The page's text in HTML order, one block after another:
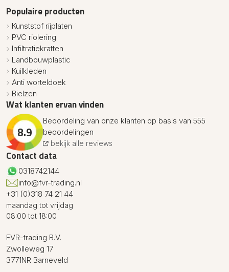
Populaire producten
Kunststof rijplaten
PVC riolering
Infiltratiekratten
Landbouwplastic
Kuilkleden
Anti worteldoek
Bielzen
Wat klanten ervan vinden
8.9
Beoordeling van onze klanten op basis van 555
beoordelingen
bekijk alle reviews
Contact data
0318742144
info@fvr-trading.nl
+31 (0)318 74 21 44
maandag tot vrijdag
08:00 tot 18:00
FVR-trading B.V.
Zwolleweg 17
3771NR Barneveld